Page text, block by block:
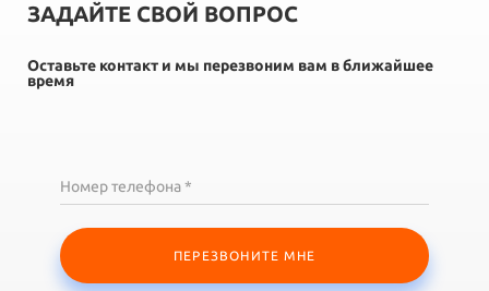
ЗАДАЙТЕ СВОЙ ВОПРОС
Оставьте контакт и мы перезвоним вам в ближайшее
время
Номер телефона *
ПЕРЕЗВОНИТЕ МНЕ